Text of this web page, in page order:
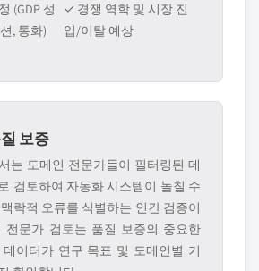
(GDP 성
, 통화)
✓ 경쟁 역학 및 시장 진
입/이탈 예상
보증
는 도메인 전문가들이 필터링된 데
검토하여 자동화 시스템이 놀칠 수
락적 오류를 식별하는 인간 검증이
전문가 검토는 품질 보증의 중요한
이터가 연구 목표 및 도메인별 기